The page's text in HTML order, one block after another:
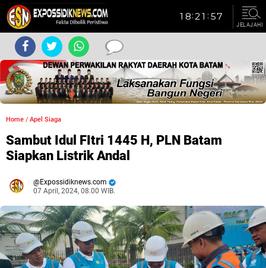
JELAJAHI
Home / Apel Siaga
Sambut Idul FItri 1445 H, PLN Batam
Siapkan Listrik Andal
Expossidiknews.com
07 April, 2024, 08.00 WIB.